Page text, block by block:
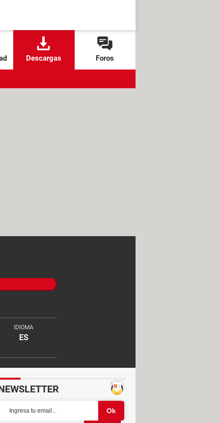
Descargas Foros
IDIOMA
ES
Partager